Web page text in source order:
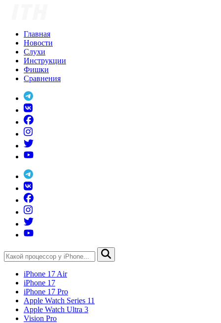
Главная
Новости
Слухи
Инструкции
Фишки
Сравнения
iPhone 17 Air
iPhone 17
iPhone 17 Pro
Apple Watch Series 11
Apple Watch Ultra 3
Vision Pro